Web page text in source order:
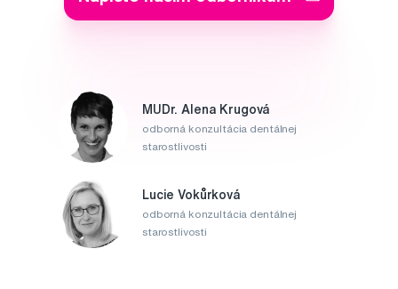
MUDr. Alena Krugová
odborná konzultácia dentálnej
starostlivosti
Lucie Vokůrková
odborná konzultácia dentálnej
starostlivosti